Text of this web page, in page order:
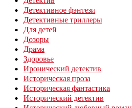
Детективное фэнтези
Детективные триллеры
Для детей
Дозоры
Драма
Здоровье
Иронический детектив
Историческая проза
Историческая фантастика
Исторический детектив